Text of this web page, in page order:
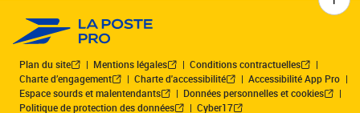
Plan du site Mentions légales
Conditions contractuelles
Charte d’engagement
Charte d'accessibilité
Accessibilité App Pro
Espace sourds et malentendants
Données personnelles et cookies
Politique de protection des données
Cyber17